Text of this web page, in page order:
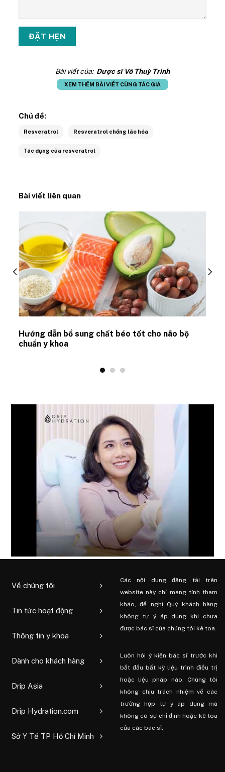
Bài viết của: Dược sĩ Võ Thuỳ Trinh
XEM THÊM BÀI VIẾT CÙNG TÁC GIẢ
Chủ đề:
Resveratrol Resveratrol chống lão hóa
Tác dụng của resveratrol
Bài viết liên quan
Hướng dẫn bổ sung chất béo tốt cho não bộ
chuẩn y khoa
Về chúng tôi
Tin tức hoạt động
Thông tin y khoa
Dành cho khách hàng
Drip Asia
Drip Hydration.com
Sở Y Tế TP Hồ Chí Minh
Các nội dung đăng tải trên
website này chỉ mang tính tham
khảo, đề nghị Quý khách hàng
không tự ý áp dụng khi chưa
được bác sĩ của chúng tôi kê toa.
Luôn hỏi ý kiến ​​bác sĩ trước khi
bắt đầu bất kỳ liệu trình điều trị
hoặc liệu pháp nào. Chúng tôi
không chịu trách nhiệm về các
trường hợp tự ý áp dụng mà
không có sự chỉ định hoặc kê toa
của các bác sĩ.